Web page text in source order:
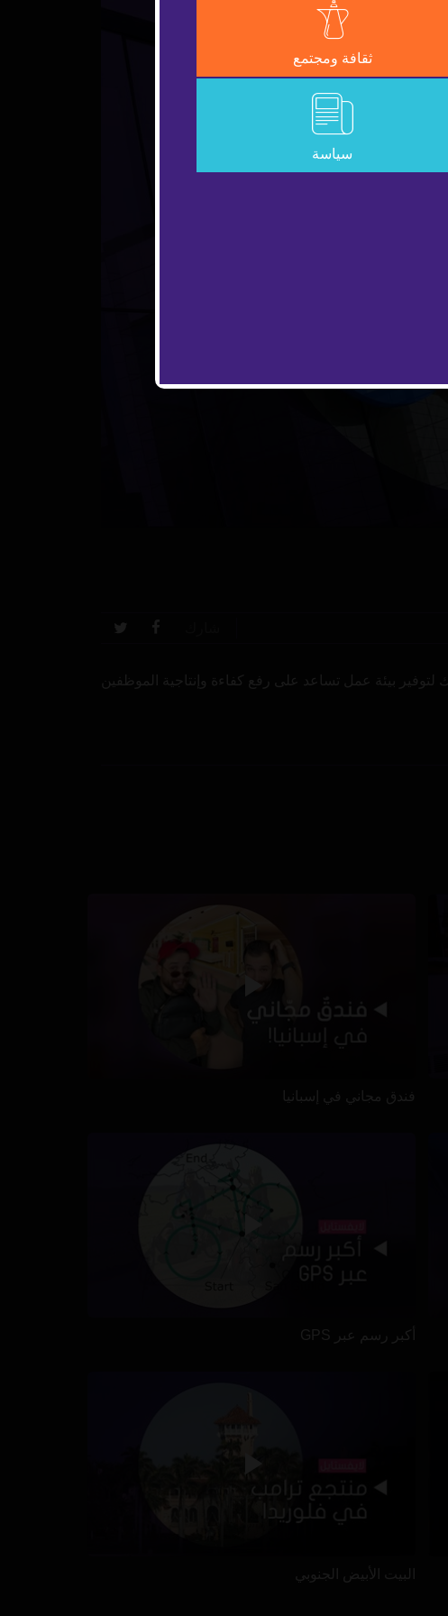
بناء مقر جديد لها في ولاية نيويورك الأميركية بتكلفة 2.1 مليار دولار وذلك لتوفير بيئة عمل تساعد على رفع كفاءة وإنتاجية الموظفين
فندق مجاني في إسبانيا
أكبر رسم عبر GPS
البيت الأبيض الجنوبي
ثقافة ومجتمع
سياسة